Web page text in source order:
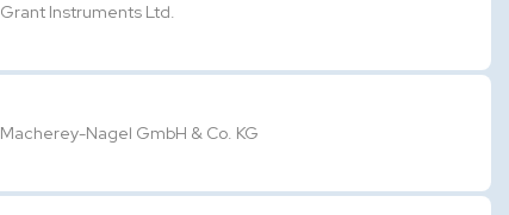
Grant Instruments Ltd.
Macherey-Nagel GmbH & Co. KG